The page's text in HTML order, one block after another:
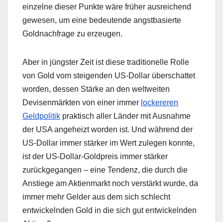
einzelne dieser Punkte wäre früher ausreichend
gewesen, um eine bedeutende angstbasierte
Goldnachfrage zu erzeugen.
Aber in jüngster Zeit ist diese traditionelle Rolle
von Gold vom steigenden US-Dollar überschattet
worden, dessen Stärke an den weltweiten
Devisenmärkten von einer immer lockereren
Geldpolitik praktisch aller Länder mit Ausnahme
der USA angeheizt worden ist. Und während der
US-Dollar immer stärker im Wert zulegen konnte,
ist der US-Dollar-Goldpreis immer stärker
zurückgegangen – eine Tendenz, die durch die
Anstiege am Aktienmarkt noch verstärkt wurde, da
immer mehr Gelder aus dem sich schlecht
entwickelnden Gold in die sich gut entwickelnden